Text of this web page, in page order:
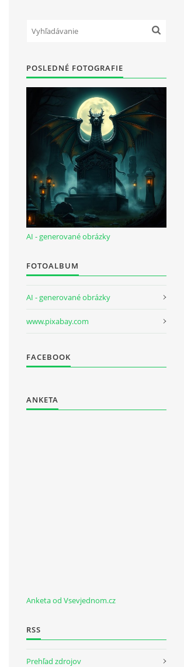
POSLEDNÉ FOTOGRAFIE
AI - generované obrázky
FOTOALBUM
AI - generované obrázky
www.pixabay.com
FACEBOOK
ANKETA
Anketa od Vsevjednom.cz
RSS
Prehľad zdrojov